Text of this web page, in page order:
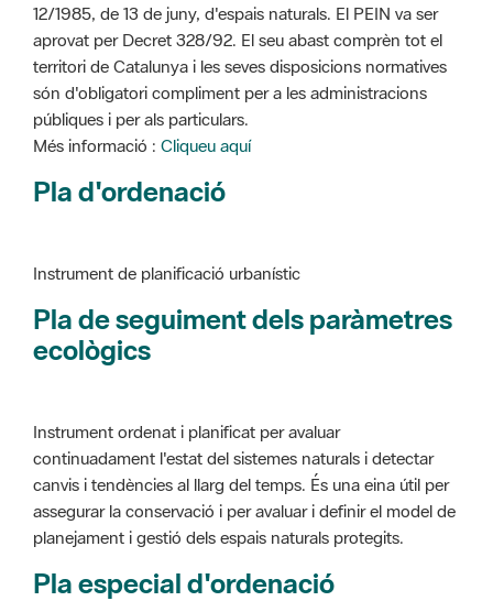
són d'obligatori compliment per a les administracions
públiques i per als particulars.
Més informació :Cliqueu aquí
Pla d'ordenació
Instrument de planificació urbanístic
ecològics
Instrument ordenat i planificat per avaluar
assegurar la conservació i per avaluar i definir el model de
planejament i gestió dels espais naturals protegits.
Pla especial d'ordenació
Instrument de planificació urbanístic